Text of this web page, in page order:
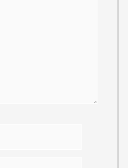
trang web trong